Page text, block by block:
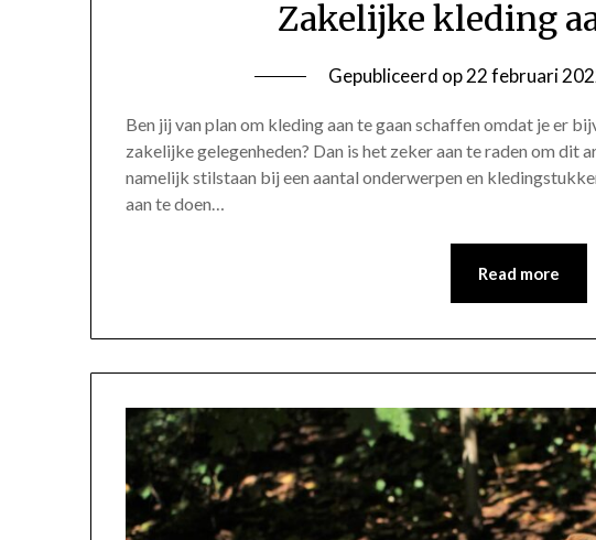
Zakelijke kleding
Gepubliceerd op22 februari
Ben jij van plan om kleding aan te gaan schaffen omdat je er
zakelijke gelegenheden? Dan is het zeker aan te raden om dit
namelijk stilstaan bij een aantal onderwerpen en
aan te doen…
Read more